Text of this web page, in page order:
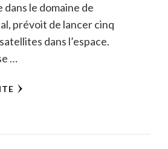
dans le domaine de
prévoit de lancer cinq
dans l’espace.
…